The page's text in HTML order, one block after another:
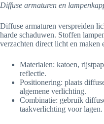
Diffuse armaturen en
Diffuse armaturen verspreiden
harde schaduwen. Stoffen
verzachten direct licht en maken
Materialen: katoen,
reflectie.
Positionering: plaats
algemene verlichting.
Combinatie: gebruik
taakverlichting voor lagen.